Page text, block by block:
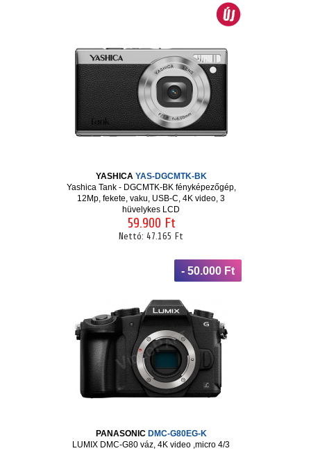
YASHICA YAS-DGCMTK-BK
Yashica Tank - DGCMTK-BK fényképezőgép,
12Mp, fekete, vaku, USB-C, 4K video, 3
hüvelykes LCD
59.900 Ft
Nettó: 47.165 Ft
- 50.000 Ft
PANASONIC DMC-G80EG-K
LUMIX DMC-G80 váz, 4K video ,micro 4/3